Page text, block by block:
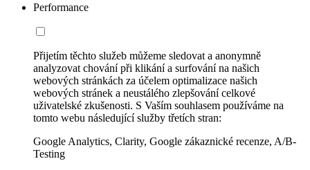
Performance
Přijetím těchto služeb můžeme sledovat a anonymně
analyzovat chování při klikání a surfování na našich
webových stránkách za účelem optimalizace našich
webových stránek a neustálého zlepšování celkové
uživatelské zkušenosti. S Vaším souhlasem používáme na
tomto webu následující služby třetích stran:
Google Analytics, Clarity, Google zákaznické recenze, A/B-
Testing